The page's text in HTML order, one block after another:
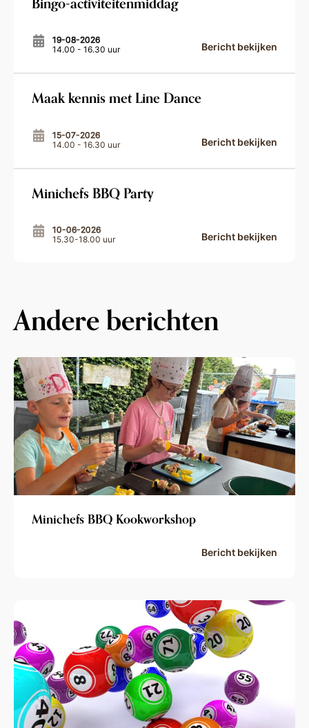
19-08-2026
14.00 - 16.30 uur
Bericht bekijken
Maak kennis met Line Dance
15-07-2026
14.00 - 16.30 uur
Bericht bekijken
Minichefs BBQ Party
10-06-2026
15.30-18.00 uur
Bericht bekijken
Andere berichten
Minichefs BBQ Kookworkshop
Bericht bekijken